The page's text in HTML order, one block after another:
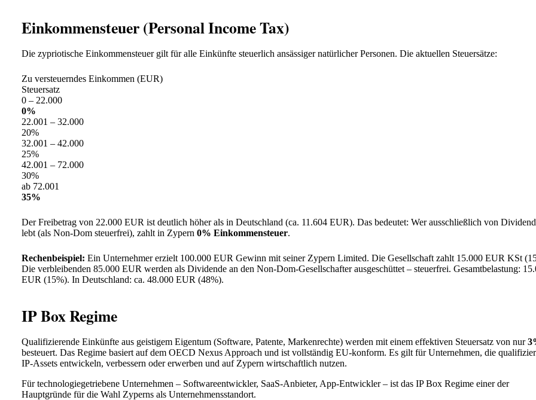
Einkommensteuer (Personal Income Tax)
Die zypriotische Einkommensteuer gilt für alle Einkünfte steuerlich ansässiger natürlicher Personen. Die aktuellen Steuersätze:
Zu versteuerndes Einkommen (EUR)
Steuersatz
0 – 22.000
0%
22.001 – 32.000
20%
32.001 – 42.000
25%
42.001 – 72.000
30%
ab 72.001
35%
Der Freibetrag von 22.000 EUR ist deutlich höher als in Deutschland (ca. 11.604 EUR). Das bedeutet: Wer ausschließlich von
lebt (als Non-Dom steuerfrei), zahlt in Zypern 0% Einkommensteuer.
Rechenbeispiel: Ein Unternehmer erzielt 100.000 EUR Gewinn mit seiner Zypern Limited. Die Gesellschaft zahlt 15.000 EUR KSt
Die verbleibenden 85.000 EUR werden als Dividende an den Non-Dom-Gesellschafter ausgeschüttet – steuerfrei. Gesamtbelastung:
EUR (15%). In Deutschland: ca. 48.000 EUR (48%).
IP Box Regime
Qualifizierende Einkünfte aus geistigem Eigentum (Software, Patente, Markenrechte) werden mit einem effektiven Steuersatz von nur
besteuert. Das Regime basiert auf dem OECD Nexus Approach und ist vollständig EU-konform. Es gilt für Unternehmen, die
IP-Assets entwickeln, verbessern oder erwerben und auf Zypern wirtschaftlich nutzen.
Für technologiegetriebene Unternehmen – Softwareentwickler, SaaS-Anbieter, App-Entwickler – ist das IP Box Regime einer der
Hauptgründe für die Wahl Zyperns als Unternehmensstandort.